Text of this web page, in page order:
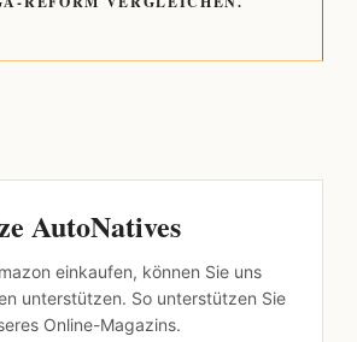
AutoNatives
einkaufen, können Sie uns
unterstützen. So unterstützen Sie
Online-Magazins.